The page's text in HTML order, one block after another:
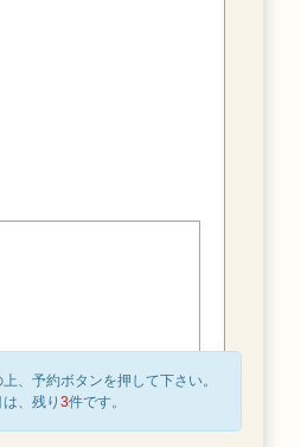
、予約ボタンを押して下さい。
、残り 3件です。